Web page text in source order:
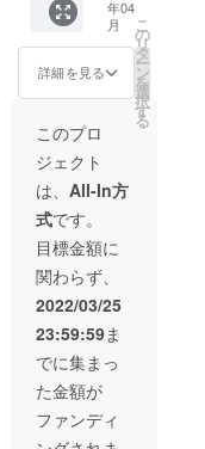
す。
と美味
しさを
そのま
ま次食
めま
礼の
メッ
セージ
付き 価
格につ
いて
ネット
販売で
３００
０円
（送料
別）で
販売し
てお
と美味
しさを
そのま
ま次食
めま
す。 お
礼の
メッ
セージ
付き 価
格につ
いて
ネット
販売で
は１kg
３００
０円
（送料
別）で
販売し
てお
量：約
１２
個〜１
５個
（サイ
ズによ
り、多
少の前
後はあ
りま
す。）
干し肉
は、４
００gに
なりま
す。 保
存方
法：干
し肉
は、冷
蔵での
保存が
好まし
年04
月
詳細を見る
こ
の
リ
タ
ー
ン
を
選
択
す
る
このプロ
ジェクト
は、 All-In方
式です。
目標金額に
関わらず、
2022/03/25
23:59:59ま
でに集まっ
た金額が
ファンディ